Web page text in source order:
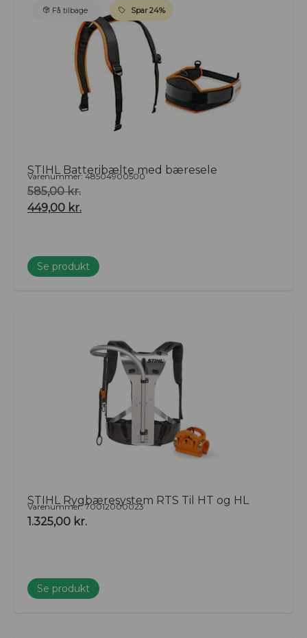
Få tilbage Spar 24%
STIHL Batteribælte med bæresele
Varenummer: 48504900500
585,00kr.
449,00 kr.
Se produkt
STIHL Rygbæresystem RTS Til HT og HL
Varenummer: 70012000023
1.325,00 kr.
Se produkt